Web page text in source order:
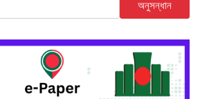
অনুসন্ধান